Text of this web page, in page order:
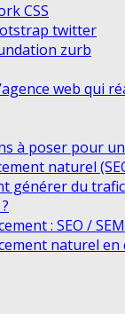
CSS
twitter
zurb
web qui
à poser pour
naturel
générer du
: SEO / SEM
naturel en